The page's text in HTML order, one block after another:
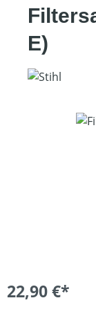
E)
Bildergalerie
22,90 €*